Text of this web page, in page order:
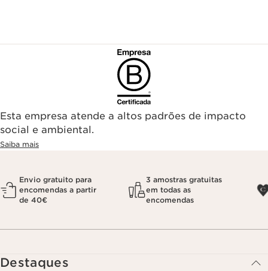
Esta empresa atende a altos padrões de impacto
social e ambiental.
Saiba mais
Envio gratuito para
encomendas a partir
de 40€
3 amostras gratuitas
em todas as
encomendas
Destaques